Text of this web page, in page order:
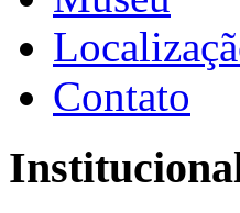
Contato